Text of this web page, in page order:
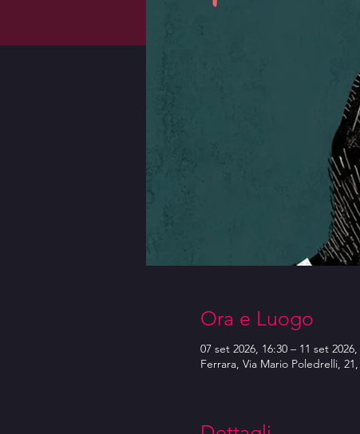
Ora e Luogo
07 set 2026, 16:30 – 11 set 2026,
Ferrara, Via Mario Poledrelli,